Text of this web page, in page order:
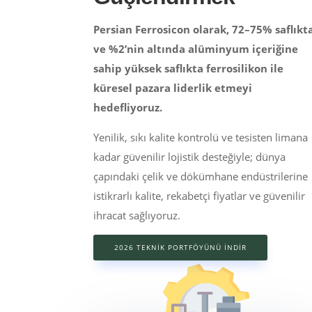
Persian Ferrosicon olarak, 72–75%
ve %2’nin altında alüminyum içeriğine
sahip yüksek saflıkta ferrosilikon ile
küresel pazara liderlik etmeyi
hedefliyoruz.
Yenilik, sıkı kalite kontrolü ve tesisten limana
kadar güvenilir lojistik desteğiyle; dünya
çapındaki çelik ve dökümhane endüstrilerine
istikrarlı kalite, rekabetçi fiyatlar ve güvenilir
ihracat sağlıyoruz.
2026 TEKNIK PORTFÖYÜNÜ İNDIR